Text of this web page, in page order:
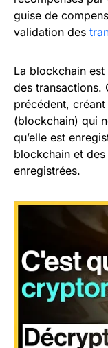
guise de
validation des
La blockchain
des transactions.
précédent,
(blockchain) qui
qu’elle est
blockchain et
enregistrées.